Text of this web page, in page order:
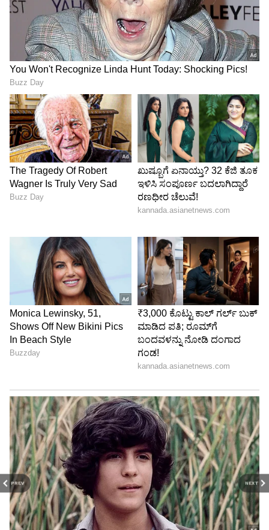
PREV NEXT
ತನಕ ಇದರಲ್ಲಿ ಅಭಿನಯಿಸಿರುವುದು ವಿಶೇಷತೆ.
Guru Margi 2022: ಸಿಎಂ ಬೊಮ್ಮಾಯಿಗಿಲ್ಲ ಗುರುಬಲ,
ಮೋದಿಗಿದೆ ಚಕ್ರವರ್ತಿ ಯೋಗ!
ಮನಸೆಳೆದ ಶಿವಶಕ್ತಿ ನೃತ್ಯ ರೂಪಕ
ಶ್ರೀ ಕ್ಷೇತ್ರ ಧರ್ಮಸ್ಥಳದ ಮಂಜುನಾಥ ಸ್ವಾಮಿಯ ದೇವಳದ
ಲಕ್ಷದೀಪೋತ್ಸವದ ಮೂರನೇ ದಿನದ ಸಾಂಸ್ಕೃತಿಕ
ಕಾರ್ಯಕ್ರಮದ ಅಂಗವಾಗಿ ಲಕ್ಷದೀಪೋತ್ಸವದ ವಸ್ತುಪ್ರದರ್ಶನ
ಮಂಟಪದಲ್ಲಿ ಬೆಂಗಳೂರಿನ ಮಹಾವೀರ ಲಲಿತಾ ಕಲಾ
ಆಕಾಡೆಮಿ ನಾಗರಬಾವಿಯ ಕಲಾವಿದೆಯರು ನವರಸಗಳನ್ನು
ಕಲಾಭಿಮಾನಿಗಳ ಮನ ತಣಿಸಿದರು.
ಮೂರನೇ ದಿನ ಬೆಂಗಳೂರಿನ ವಿದುಷಿ ತನುಜಾ ಜೈನ್ ಮತ್ತು
ಇವರ ತಂಡ ಭಕ್ತಿ ಆಧಾರಿತ ನೃತ್ಯ ರೂಪಕ 'ಶಿವಶಕ್ತಿ 'ಯನ್ನು
ಸುಮಾರು ಒಂದೂವರೆ ಗಂಟೆಗಳ ಕಾಲ ವೇದಿಕೆಯಲ್ಲಿ ಪ್ರಸ್ತುತ
ಪಡಿಸಿದರು. ಸಾಂಪ್ರದಾಯಿಕ ಪುಷ್ಪಾಂಜಲಿಯ ಮೂಲಕ
ಆರಂಭಿಸಿ, ವಿಘ್ನೇಶ್ವರನನ್ನು ಸ್ತುತಿಸಿ ನಾಟ್ಯರಾಜ ಶಿವನನ್ನು
ಪ್ರಾರ್ಥಿಸಿ, ಗುರುಗಳಿಗೆ, ಸಭಿಕರಿಗೆ ವಂದಿಸುವುದರೊಂದಿಗೆ ನೃತ್ಯ
ಆರಂಭಿಸಿದರು. ನಾದಯೋಗ ಪ್ರಿಯನೆಂದು ಶಿವನನ್ನು
ಪ್ರದರ್ಶನಗೊಂಡು ಪ್ರೇಕ್ಷಕರ ಮೆಚ್ಚುಗೆಗೆ ಪಾತ್ರವಾಯಿತು.
ಶೀಘ್ರ ಗತಿಯ ತಿಲ್ಲಾಣದೊಂದಿಗೆ ಕಾರ್ಯಕ್ರಮಕ್ಕೆ ಮಂಗಳ
ಹಾಡಲಾಯಿತು. ಕಲಾ ತಂಡದ ಸಂಗೀತ ಗುರು ವಿನೂತ
ಸುರೇಶ್‌ರವರ ಮಾಹಿತಿಯುತ ನಿರೂಪಣೆ ರೂಪಕಕ್ಕೆ ಮೆರುಗು
ನೀಡಿತ್ತು.